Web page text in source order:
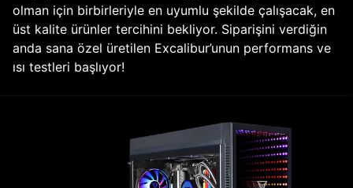
olman için birbirleriyle en uyumlu şekilde çalışacak, en
üst kalite ürünler tercihini bekliyor. Siparişini verdiğin
anda sana özel üretilen Excalibur’unun performans ve
ısı testleri başlıyor!